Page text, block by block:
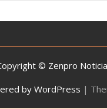
© Zenpro
by WordPress |